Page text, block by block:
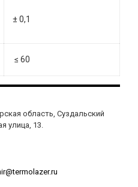
± 0,1
≤ 60
область, Суздальский
улица, 13.